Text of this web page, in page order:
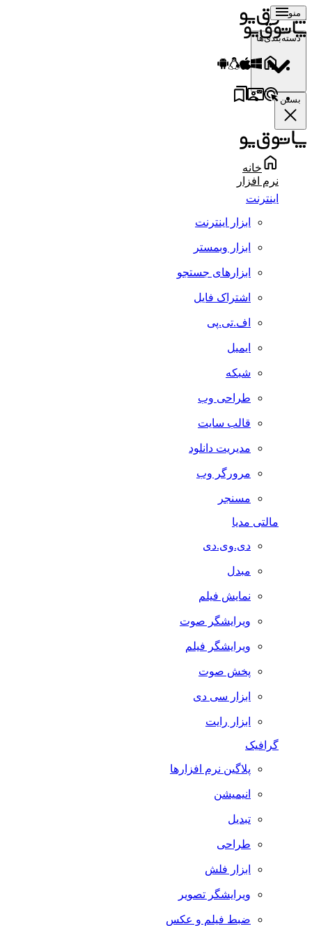
منو
دسته‌بندی‌ها
بستن
خانه
نرم افزار
اینترنت
ابزار اینترنت
ابزار وبمستر
ابزارهای جستجو
اشتراک فایل
اف.تی.پی
ایمیل
شبکه
طراحی وب
قالب سایت
مدیریت دانلود
مرورگر وب
مسنجر
مالتی مدیا
دی.وی.دی
مبدل
نمایش فیلم
ویرایشگر صوت
ویرایشگر فیلم
پخش صوت
ابزار سی دی
ابزار رایت
گرافیک
پلاگین نرم افزارها
انیمیشن
تبدیل
طراحی
ابزار فلش
ویرایشگر تصویر
ضبط فيلم و عكس